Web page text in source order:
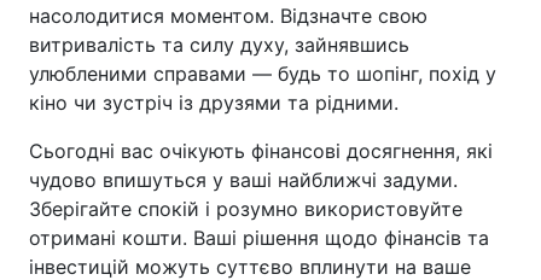
насолодитися моментом. Відзначте свою
витривалість та силу духу, зайнявшись
улюбленими справами — будь то шопінг, похід у
кіно чи зустріч із друзями та рідними.
Сьогодні вас очікують фінансові досягнення, які
чудово впишуться у ваші найближчі задуми.
Зберігайте спокій і розумно використовуйте
отримані кошти. Ваші рішення щодо фінансів та
інвестицій можуть суттєво вплинути на ваше